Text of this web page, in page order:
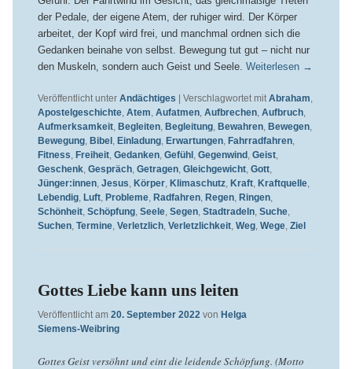
der Pedale, der eigene Atem, der ruhiger wird. Der Körper
arbeitet, der Kopf wird frei, und manchmal ordnen sich die
Gedanken beinahe von selbst. Bewegung tut gut – nicht nur
den Muskeln, sondern auch Geist und Seele. Weiterlesen →
Veröffentlicht unter Andächtiges Verschlagwortet mit Abraham,
Apostelgeschichte, Atem, Aufatmen, Aufbrechen, Aufbruch,
Aufmerksamkeit, Begleiten, Begleitung, Bewahren, Bewegen,
Bewegung, Bibel , Einladung, Erwartungen, Fahrradfahren,
Fitness, Freiheit, Gedanken, Gefühl , Gegenwind , Geist,
Geschenk, Gespräch, Getragen, Gleichgewicht, Gott,
Jünger:innen, Jesus, Körper, Klimaschutz, Kraft, Kraftquelle,
Lebendig, Luft, Probleme, Radfahren, Regen, Ringen,
Schönheit, Schöpfung, Seele, Segen, Stadtradeln, Suche,
Suchen, Termine, Verletzlich, Verletzlichkeit, Weg, Wege, Ziel
Gottes Liebe kann uns leiten
Veröffentlicht am 20. September 2022 von Helga
Siemens-Weibring
Gottes Geist versöhnt und eint die leidende Schöpfung. (Motto